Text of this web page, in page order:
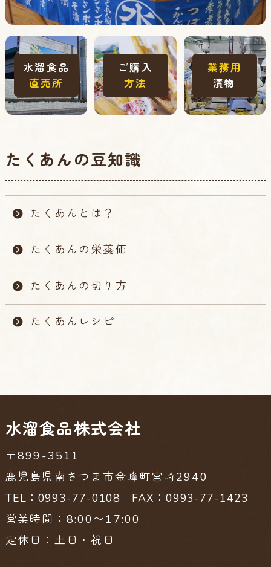
水溜食品
直売所
ご購入
方法
業務用
漬物
たくあんの豆知識
たくあんとは？
たくあんの栄養価
たくあんの切り方
たくあんレシピ
水溜食品株式会社
〒899-3511
鹿児島県南さつま市金峰町宮崎2940
TEL：0993-77-0108 FAX：0993-77-1423
営業時間：8:00〜17:00
定休日：土日・祝日